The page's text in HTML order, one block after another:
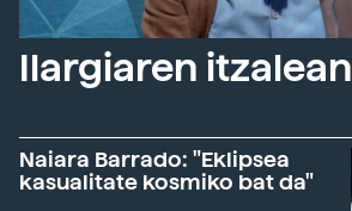
Ilargiaren itzalean
Naiara Barrado: "Eklipsea
kasualitate kosmiko bat da"